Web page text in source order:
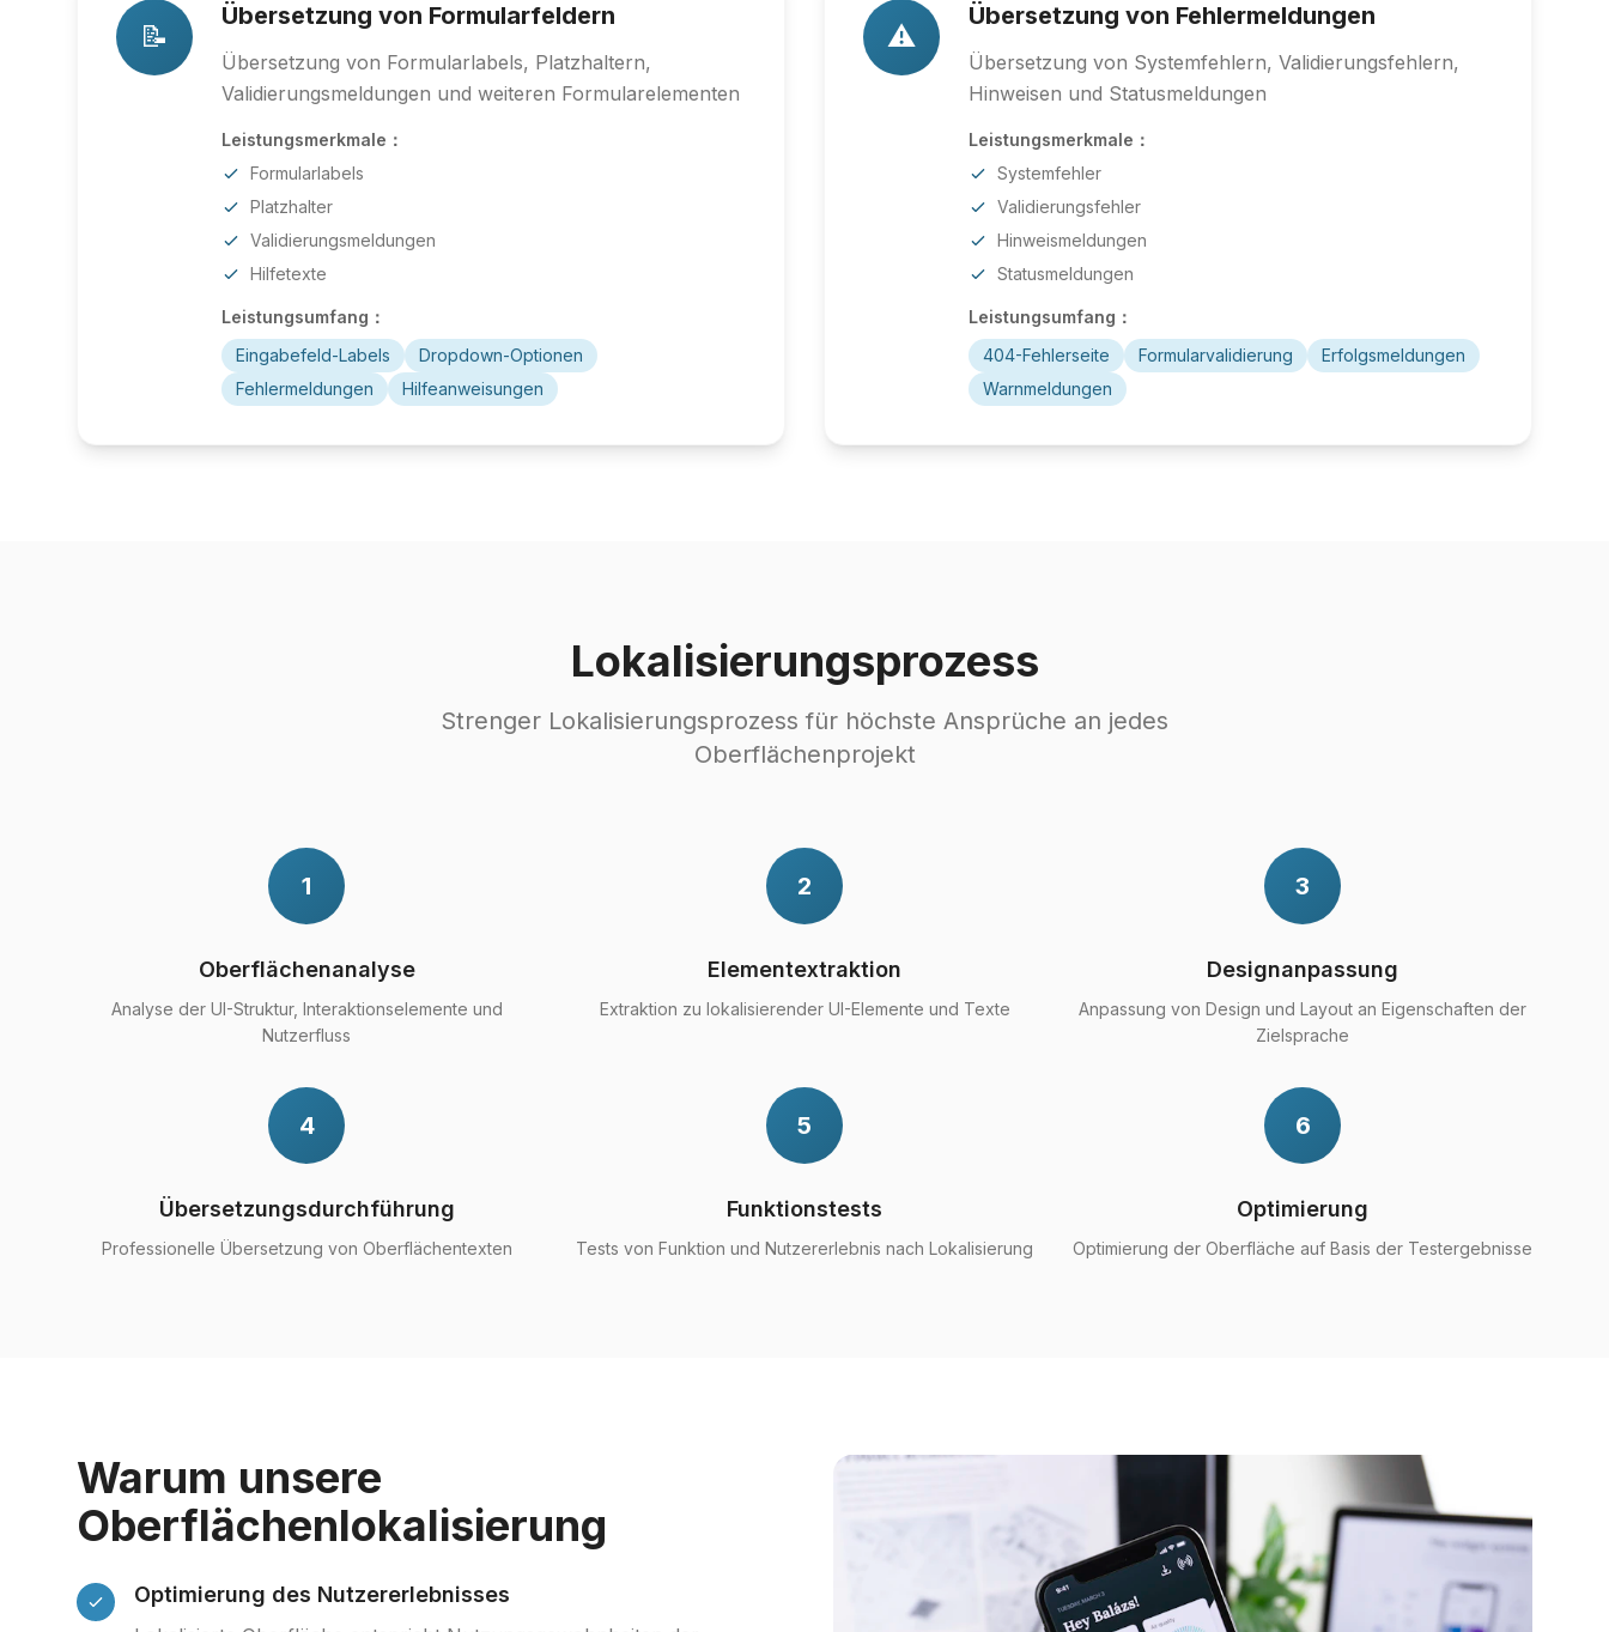
📝
Übersetzung von Formularfeldern
Übersetzung von Formularlabels, Platzhaltern,
Validierungsmeldungen und weiteren Formularelementen
Leistungsmerkmale：
Formularlabels
Platzhalter
Validierungsmeldungen
Hilfetexte
Leistungsumfang：
Eingabefeld-Labels
Dropdown-Optionen
Fehlermeldungen
Hilfeanweisungen
⚠️
Übersetzung von Fehlermeldungen
Übersetzung von Systemfehlern, Validierungsfehlern,
Hinweisen und Statusmeldungen
Leistungsmerkmale：
Systemfehler
Validierungsfehler
Hinweismeldungen
Statusmeldungen
Leistungsumfang：
404-Fehlerseite
Formularvalidierung
Erfolgsmeldungen
Warnmeldungen
Lokalisierungsprozess
Strenger Lokalisierungsprozess für höchste Ansprüche an jedes
Oberflächenprojekt
1
Oberflächenanalyse
Analyse der UI-Struktur, Interaktionselemente und
Nutzerfluss
2
Elementextraktion
Extraktion zu lokalisierender UI-Elemente und Texte
3
Designanpassung
Anpassung von Design und Layout an Eigenschaften der
Zielsprache
4
Übersetzungsdurchführung
Professionelle Übersetzung von Oberflächentexten
5
Funktionstests
Tests von Funktion und Nutzererlebnis nach Lokalisierung
6
Optimierung
Optimierung der Oberfläche auf Basis der Testergebnisse
Warum unsere
Oberflächenlokalisierung
Optimierung des Nutzererlebnisses